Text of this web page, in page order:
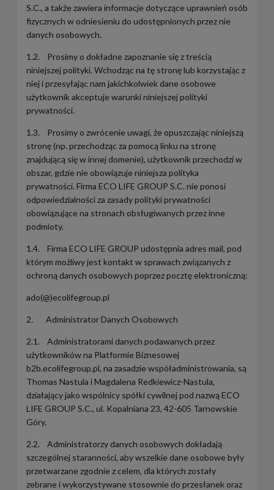
S.C., a także zawiera informacje dotyczące uprawnień osób
fizycznych w odniesieniu do udostępnionych przez nie
danych osobowych.
1.2. Prosimy o dokładne zapoznanie się z treścią
niniejszej polityki. Wchodząc na tę stronę lub korzystając z
niej i przesyłając nam jakichkolwiek dane osobowe
użytkownik akceptuje warunki niniejszej polityki
prywatności.
1.3. Prosimy o zwrócenie uwagi, że opuszczając niniejszą
stronę (np. przechodząc za pomocą linku na stronę
znajdującą się w innej domenie), użytkownik przechodzi w
obszar, gdzie nie obowiązuje niniejsza polityka
prywatności. Firma ECO LIFE GROUP S.C. nie ponosi
odpowiedzialności za zasady polityki prywatności
obowiązujące na stronach obsługiwanych przez inne
podmioty.
1.4. Firma ECO LIFE GROUP udostępnia adres mail, pod
którym możliwy jest kontakt w sprawach związanych z
ochroną danych osobowych poprzez pocztę elektroniczną:
ado(@)ecolifegroup.pl
2. Administrator Danych Osobowych
2.1. Administratorami danych podawanych przez
użytkowników na Platformie Biznesowej
b2b.ecolifegroup.pl, na zasadzie współadministrowania, są
Thomas Nastula i Magdalena Redkiewicz-Nastula,
działający jako wspólnicy spółki cywilnej pod nazwą ECO
LIFE GROUP S.C., ul. Kopalniana 23, 42-605 Tarnowskie
Góry.
2.2. Administratorzy danych osobowych dokładają
szczególnej staranności, aby wszelkie dane osobowe były
przetwarzane zgodnie z celem, dla których zostały
zebrane i wykorzystywane stosownie do przesłanek oraz